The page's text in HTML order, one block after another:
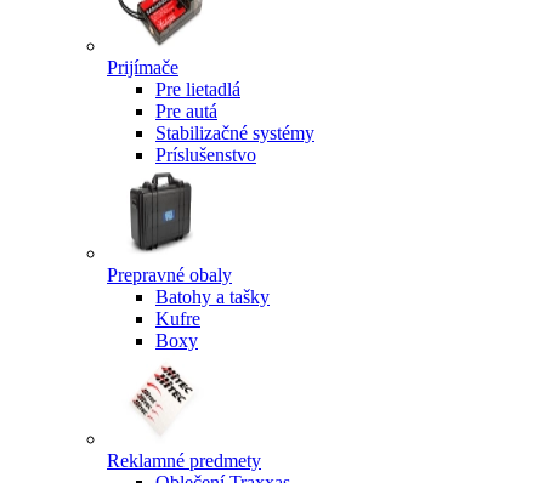
Prijímače
Pre lietadlá
Pre autá
Stabilizačné systémy
Príslušenstvo
Prepravné obaly
Batohy a tašky
Kufre
Boxy
Reklamné predmety